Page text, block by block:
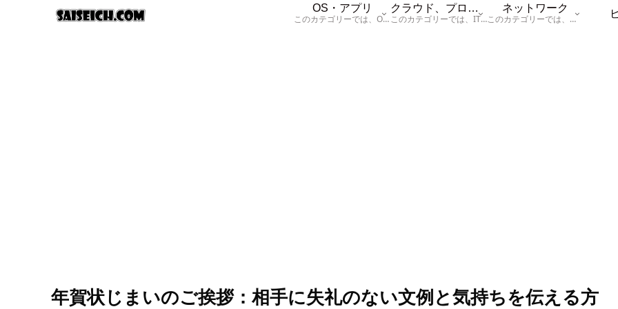
OS・アプリ
このカテゴリーでは、OSに関する情報を記載しています。
クラウド、プログラム
このカテゴリーでは、ITに関する基本的な情報として「ハードウェア、「サーバー」、「データベース、「ネットワーク」、「セキュリティ」、「プログラム」に関する情報を記載しています。
ネットワーク
このカテゴリーでは、「ネットワーク」に関する情報を記載しています。
年賀状じまいのご挨拶：相手に失礼のない文例と気持ちを伝える方